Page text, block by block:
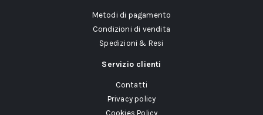
Metodi di pagamento
Condizioni di vendita
Spedizioni & Resi
Servizio clienti
Contatti
Privacy policy
Cookies Policy